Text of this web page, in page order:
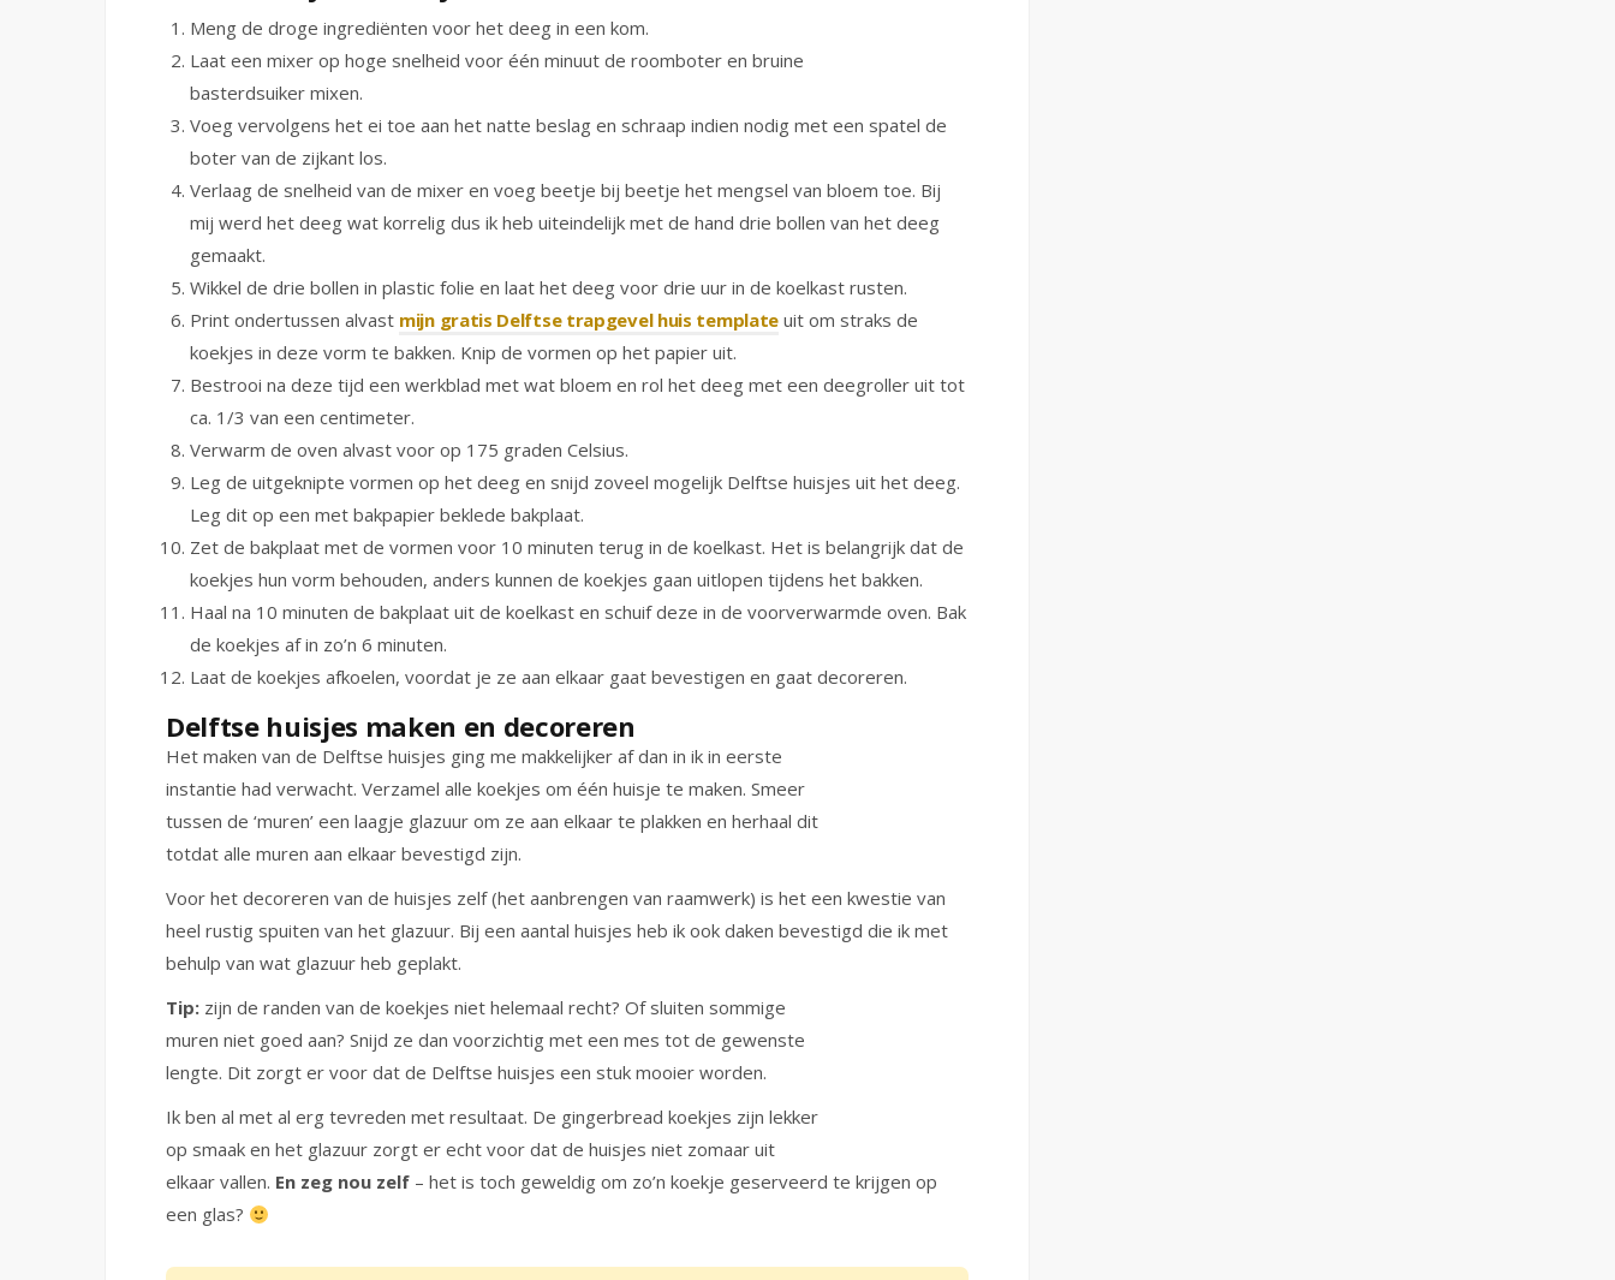
Meng de droge ingrediënten voor het deeg in een kom.
Laat een mixer op hoge snelheid voor één minuut de roomboter en bruine
basterdsuiker mixen.
Voeg vervolgens het ei toe aan het natte beslag en schraap indien nodig met een spatel de
boter van de zijkant los.
Verlaag de snelheid van de mixer en voeg beetje bij beetje het mengsel van bloem toe. Bij
mij werd het deeg wat korrelig dus ik heb uiteindelijk met de hand drie bollen van het deeg
gemaakt.
Wikkel de drie bollen in plastic folie en laat het deeg voor drie uur in de koelkast rusten.
Print ondertussen alvast mijn gratis Delftse trapgevel huis template uit om straks de
koekjes in deze vorm te bakken. Knip de vormen op het papier uit.
Bestrooi na deze tijd een werkblad met wat bloem en rol het deeg met een deegroller uit tot
ca. 1/3 van een centimeter.
Verwarm de oven alvast voor op 175 graden Celsius.
Leg de uitgeknipte vormen op het deeg en snijd zoveel mogelijk Delftse huisjes uit het deeg.
Leg dit op een met bakpapier beklede bakplaat.
Zet de bakplaat met de vormen voor 10 minuten terug in de koelkast. Het is belangrijk dat de
koekjes hun vorm behouden, anders kunnen de koekjes gaan uitlopen tijdens het bakken.
Haal na 10 minuten de bakplaat uit de koelkast en schuif deze in de voorverwarmde oven. Bak
de koekjes af in zo’n 6 minuten.
Laat de koekjes afkoelen, voordat je ze aan elkaar gaat bevestigen en gaat decoreren.
Delftse huisjes maken en decoreren
Het maken van de Delftse huisjes ging me makkelijker af dan in ik in eerste
instantie had verwacht. Verzamel alle koekjes om één huisje te maken. Smeer
tussen de ‘muren’ een laagje glazuur om ze aan elkaar te plakken en herhaal dit
totdat alle muren aan elkaar bevestigd zijn.
Voor het decoreren van de huisjes zelf (het aanbrengen van raamwerk) is het een kwestie van
heel rustig spuiten van het glazuur. Bij een aantal huisjes heb ik ook daken bevestigd die ik met
behulp van wat glazuur heb geplakt.
Tip: zijn de randen van de koekjes niet helemaal recht? Of sluiten sommige
muren niet goed aan? Snijd ze dan voorzichtig met een mes tot de gewenste
lengte. Dit zorgt er voor dat de Delftse huisjes een stuk mooier worden.
Ik ben al met al erg tevreden met resultaat. De gingerbread koekjes zijn lekker
op smaak en het glazuur zorgt er echt voor dat de huisjes niet zomaar uit
elkaar vallen. En zeg nou zelf – het is toch geweldig om zo’n koekje geserveerd te krijgen op
een glas?